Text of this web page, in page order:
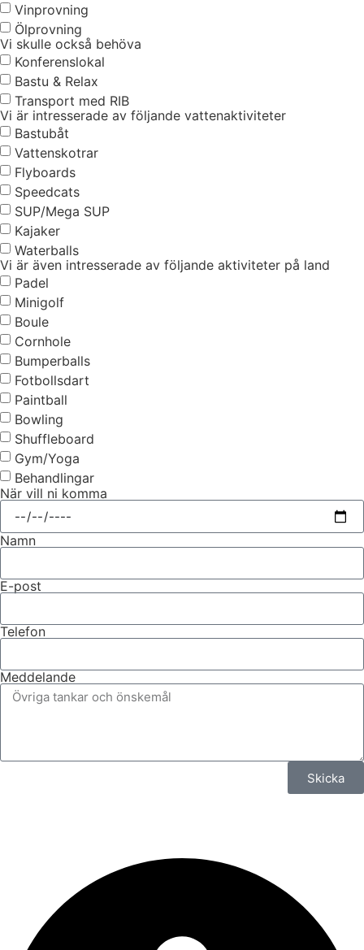
Vinprovning
Ölprovning
Vi skulle också behöva
Konferenslokal
Bastu & Relax
Transport med RIB
Vi är intresserade av följande vattenaktiviteter
Bastubåt
Vattenskotrar
Flyboards
Speedcats
SUP/Mega SUP
Kajaker
Waterballs
Vi är även intresserade av följande aktiviteter på land
Padel
Minigolf
Boule
Cornhole
Bumperballs
Fotbollsdart
Paintball
Bowling
Shuffleboard
Gym/Yoga
Behandlingar
När vill ni komma
Namn
E-post
Telefon
Meddelande
Skicka